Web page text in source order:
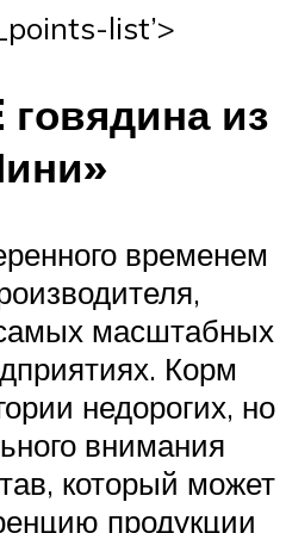
list’>
из
временем
масштабных
Корм
недорогих, но
внимания
который может
продукции